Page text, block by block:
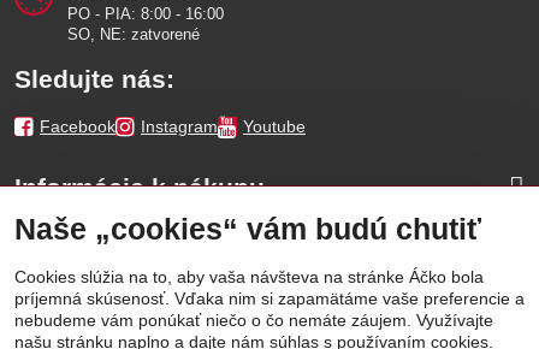
PO - PIA: 8:00 - 16:00
SO, NE: zatvorené
Sledujte nás:
Facebook Instagram Youtube
Informácie k nákupu
Naše značky
Výhody
Naše „cookies“ vám budú chutiť
Cookies slúžia na to, aby vaša návšteva na stránke Áčko bola
príjemná skúsenosť. Vďaka nim si zapamätáme vaše preferencie a
nebudeme vám ponúkať niečo o čo nemáte záujem. Využívajte
našu stránku naplno a dajte nám súhlas s používaním cookies.